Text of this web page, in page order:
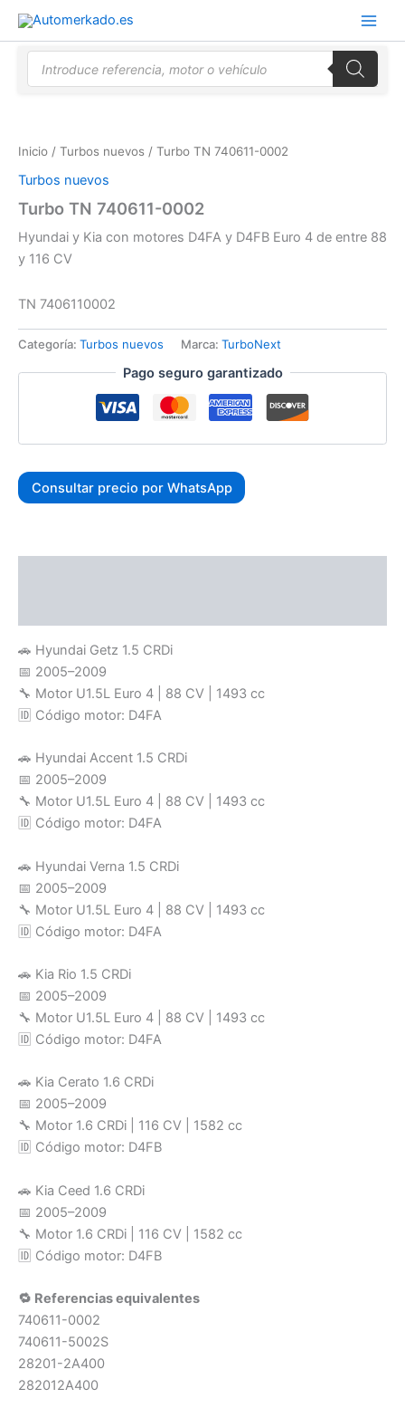
contenido
Búsqueda
Inicio / Turbos nuevos / Turbo TN 740611-0002
Turbos nuevos
Turbo TN 740611-0002
Hyundai y Kia con motores D4FA y D4FB Euro 4 de entre 88
y 116 CV
TN 7406110002
Categoría: Turbos nuevos Marca: TurboNext
Pago seguro garantizado
Consultar precio por WhatsApp
🚗 Hyundai Getz 1.5 CRDi
📅 2005–2009
🔧 Motor U1.5L Euro 4 | 88 CV | 1493 cc
🆔 Código motor: D4FA
🚗 Hyundai Accent 1.5 CRDi
📅 2005–2009
🔧 Motor U1.5L Euro 4 | 88 CV | 1493 cc
🆔 Código motor: D4FA
🚗 Hyundai Verna 1.5 CRDi
📅 2005–2009
🔧 Motor U1.5L Euro 4 | 88 CV | 1493 cc
🆔 Código motor: D4FA
🚗 Kia Rio 1.5 CRDi
📅 2005–2009
🔧 Motor U1.5L Euro 4 | 88 CV | 1493 cc
🆔 Código motor: D4FA
🚗 Kia Cerato 1.6 CRDi
📅 2005–2009
🔧 Motor 1.6 CRDi | 116 CV | 1582 cc
🆔 Código motor: D4FB
🚗 Kia Ceed 1.6 CRDi
📅 2005–2009
🔧 Motor 1.6 CRDi | 116 CV | 1582 cc
🆔 Código motor: D4FB
🔁 Referencias equivalentes
740611-0002
740611-5002S
28201-2A400
282012A400